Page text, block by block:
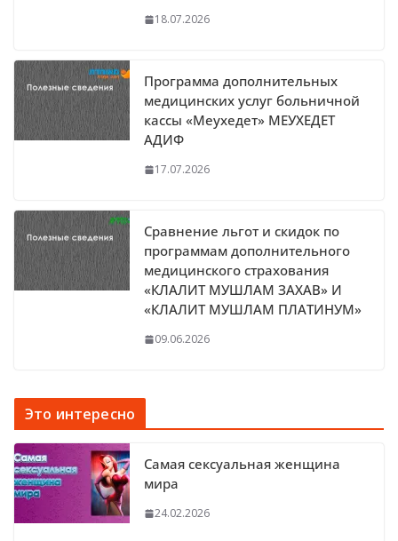
18.07.2026
Программа дополнительных
медицинских услуг больничной
кассы «Меухедет» МЕУХЕДЕТ
АДИФ
17.07.2026
Сравнение льгот и скидок по
программам дополнительного
медицинского страхования
«КЛАЛИТ МУШЛАМ ЗАХАВ» И
«КЛАЛИТ МУШЛАМ ПЛАТИНУМ»
09.06.2026
Это интересно
Самая сексуальная женщина
мира
24.02.2026